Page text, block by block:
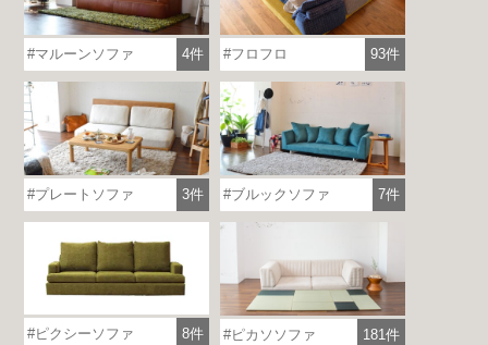
マルーンソファ 4件 フロフロ 93件
プレートソファ 3件 ブルックソファ 7件
ピクシーソファ 8件 ピカソソファ 181件